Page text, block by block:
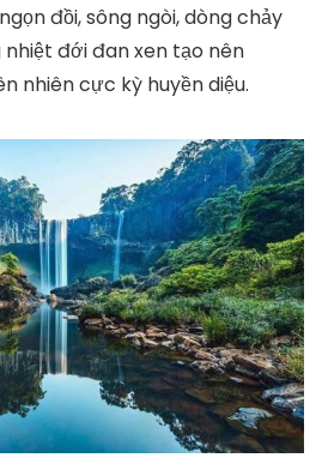
đồi, sông ngòi, dòng chảy
đới đan xen tạo nên
nhiên cực kỳ huyền diệu.